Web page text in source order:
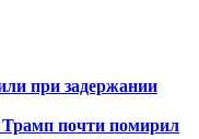
при задержании
почти помирил